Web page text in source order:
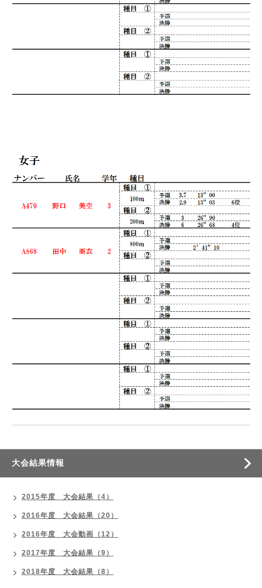
大会結果情報
2015年度 大会結果（4）
2016年度 大会結果（20）
2016年度 大会動画（12）
2017年度 大会結果（9）
2018年度 大会結果（8）